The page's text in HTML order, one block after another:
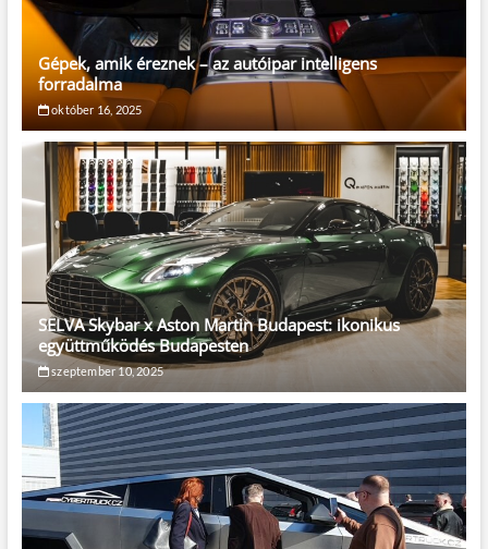
Gépek, amik éreznek – az autóipar intelligens
forradalma
október 16, 2025
SELVA Skybar x Aston Martin Budapest: ikonikus
együttműködés Budapesten
szeptember 10, 2025